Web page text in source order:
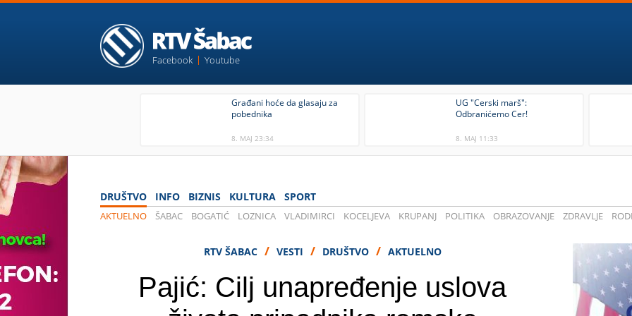
Facebook Youtube
Građani hoće da glasaju za
pobednika
8. MAJ 23:34
UG "Cerski marš":
Odbranićemo Cer!
8. MAJ 11:33
DRUŠTVO INFO BIZNIS KULTURA SPORT
AKTUELNO ŠABAC BOGATIĆ LOZNICA VLADIMIRCI KOCELJEVA KRUPANJ POLITIKA OBRAZOVANJE ZDRAVLJE
RTV ŠABAC / VESTI / DRUŠTVO / AKTUELNO
Pajić: Cilj unapređenje uslova